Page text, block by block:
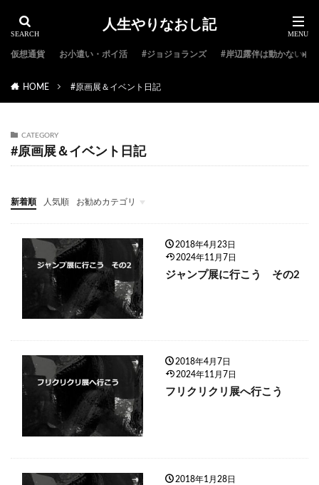
人生やりなおし記
仮想通貨 お小遣い・ポイ活 #ジョジョランズ #岸辺露伴は動かない
HOME #原画展＆イベント日記
CATEGORY
#原画展＆イベント日記
新着順 人気順 お勧めカテゴリ
#ジョジョ特集
#ジョジョのキャラクター紹介
#ジョジョランキング
#ジョジョアニメ
#ジョジョランズ
#岸辺露伴は動かない
#ジョジョ小説
2018年4月23日
2024年11月7日
ジャンプ展に行こう その2
2018年4月7日
2024年11月7日
フリクリクリ展へ行こう
2018年1月28日